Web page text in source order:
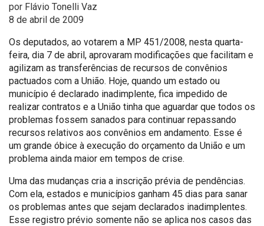
por Flávio Tonelli Vaz
8 de abril de 2009
Os deputados, ao votarem a MP 451/2008, nesta quarta-
feira, dia 7 de abril, aprovaram modificações que facilitam e
agilizam as transferências de recursos de convênios
pactuados com a União. Hoje, quando um estado ou
município é declarado inadimplente, fica impedido de
realizar contratos e a União tinha que aguardar que todos os
problemas fossem sanados para continuar repassando
recursos relativos aos convênios em andamento. Esse é
um grande óbice à execução do orçamento da União e um
problema ainda maior em tempos de crise.
Uma das mudanças cria a inscrição prévia de pendências.
Com ela, estados e municípios ganham 45 dias para sanar
os problemas antes que sejam declarados inadimplentes.
Esse registro prévio somente não se aplica nos casos das